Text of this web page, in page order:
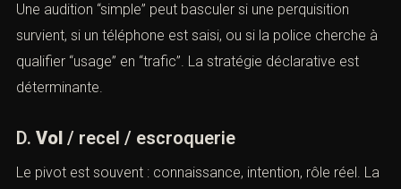
Une audition “simple” peut basculer si une perquisition
survient, si un téléphone est saisi, ou si la police cherche à
qualifier “usage” en “trafic”. La stratégie déclarative est
déterminante.
D. Vol / recel / escroquerie
Le pivot est souvent : connaissance, intention, rôle réel. La